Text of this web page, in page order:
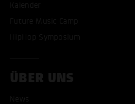
Kalender
Future Music Camp
HipHop Symposium
ÜBER UNS
News